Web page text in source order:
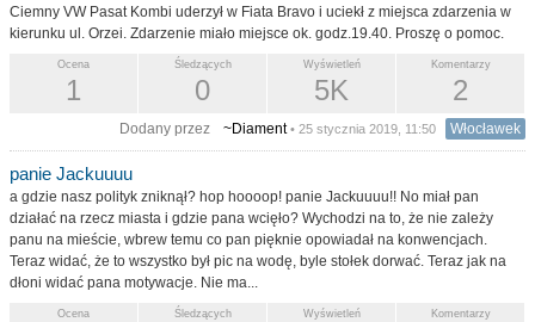
Ciemny VW Pasat Kombi uderzył w Fiata Bravo i uciekł z miejsca zdarzenia w
kierunku ul. Orzei. Zdarzenie miało miejsce ok. godz.19.40. Proszę o pomoc.
Komentarzy
2
Wyświetleń
5K
Śledzących
0
Ocena
1
Dodany przez ~Diament• 25 stycznia 2019, 11:50 Włocławek
panie Jackuuuu
a gdzie nasz polityk zniknął? hop hoooop! panie Jackuuuu!! No miał pan
działać na rzecz miasta i gdzie pana wcięło? Wychodzi na to, że nie zależy
panu na mieście, wbrew temu co pan pięknie opowiadał na konwencjach.
Teraz widać, że to wszystko był pic na wodę, byle stołek dorwać. Teraz jak na
dłoni widać pana motywacje. Nie ma...
Komentarzy
Wyświetleń
Śledzących
Ocena